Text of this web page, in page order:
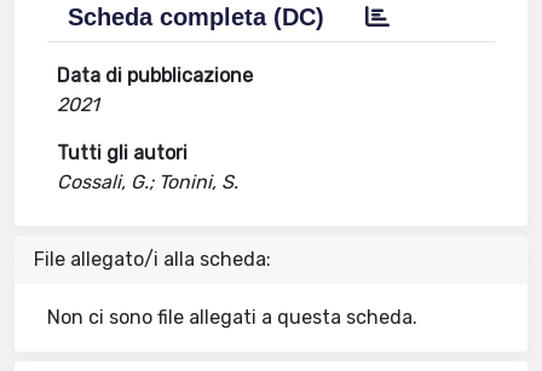
Scheda completa (DC)
Data di pubblicazione
2021
Tutti gli autori
Cossali, G.; Tonini, S.
File allegato/i alla scheda:
Non ci sono file allegati a questa scheda.